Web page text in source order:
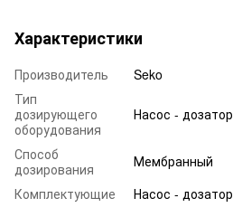
Характеристики
Производитель
Seko
Тип
дозирующего
оборудования
Насос - дозатор
Способ
дозирования
Мембранный
Комплектующие
Насос - дозатор